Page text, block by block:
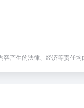
产生的法律、经济等责任均